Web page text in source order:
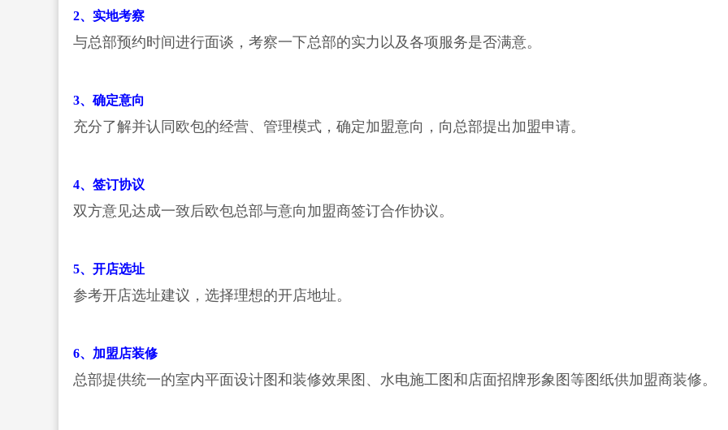
2、实地考察
与总部预约时间进行面谈，考察一下总部的实力以及各项服务是否满意。
3、确定意向
充分了解并认同欧包的经营、管理模式，确定加盟意向，向总部提出加盟申请。
4、签订协议
双方意见达成一致后欧包总部与意向加盟商签订合作协议。
5、开店选址
参考开店选址建议，选择理想的开店地址。
6、加盟店装修
总部提供统一的室内平面设计图和装修效果图、水电施工图和店面招牌形象图等图纸供加盟商装修。